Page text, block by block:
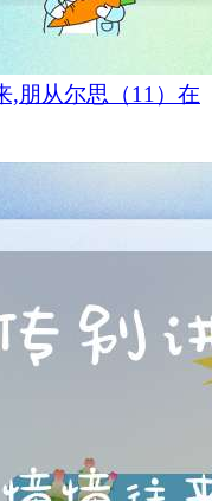
,朋从尔思（11）在